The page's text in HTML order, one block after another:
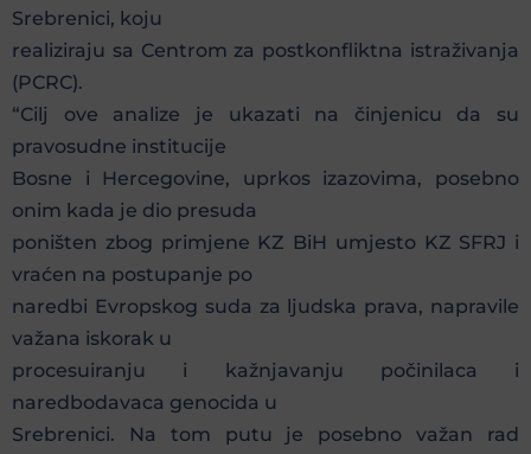
Srebrenici, koju
realiziraju sa Centrom za postkonfliktna istraživanja
(PCRC).
“Cilj ove analize je ukazati na činjenicu da su
pravosudne institucije
Bosne i Hercegovine, uprkos izazovima, posebno
onim kada je dio presuda
poništen zbog primjene KZ BiH umjesto KZ SFRJ i
vraćen na postupanje po
naredbi Evropskog suda za ljudska prava, napravile
važana iskorak u
procesuiranju i kažnjavanju počinilaca i
naredbodavaca genocida u
Srebrenici. Na tom putu je posebno važan rad